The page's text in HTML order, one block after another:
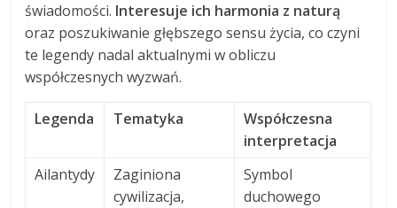
świadomości. Interesuje ich harmonia z naturą
oraz poszukiwanie głębszego sensu życia, co czyni
te legendy nadal aktualnymi w obliczu
współczesnych wyzwań.
Legenda Tematyka
Współczesna
interpretacja
Ailantydy
Zaginiona
cywilizacja,
Symbol
duchowego